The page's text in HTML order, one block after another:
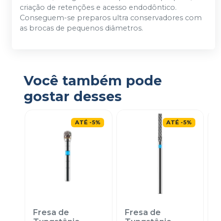
criação de retenções e acesso endodôntico.
Conseguem-se preparos ultra conservadores com
as brocas de pequenos diâmetros.
Você também pode
gostar desses
ATÉ -5%
Fresa de
ATÉ -5%
Fresa de